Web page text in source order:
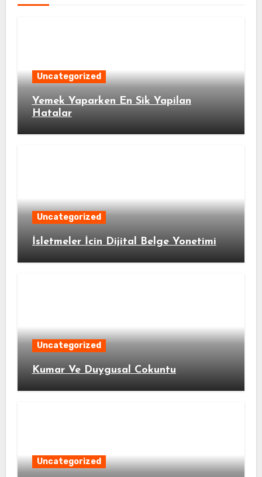
Uncategorized
Yemek Yaparken En Sik Yapilan
Hatalar
Uncategorized
İsletmeler İcin Dijital Belge Yonetimi
Uncategorized
Kumar Ve Duygusal Cokuntu
Uncategorized